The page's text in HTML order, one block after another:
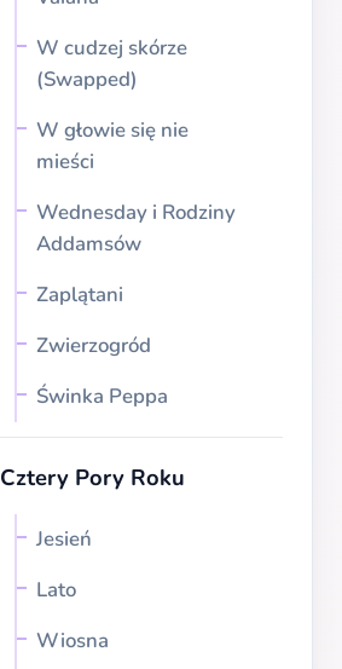
W cudzej skórze
(Swapped)
W głowie się nie
mieści
Wednesday i Rodziny
Addamsów
Zaplątani
Zwierzogród
Świnka Peppa
Cztery Pory Roku
Jesień
Lato
Wiosna